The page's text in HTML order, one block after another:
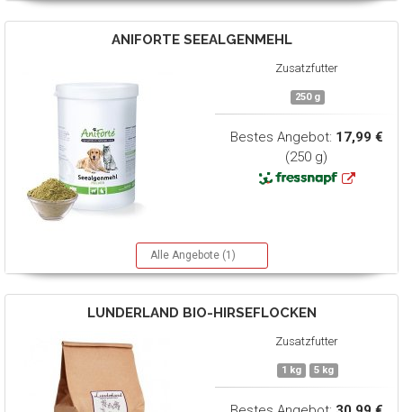
ANIFORTESEEALGENMEHL
Zusatzfutter
250 g
Bestes Angebot: 17,99 €
(250 g)
Alle Angebote (1)
LUNDERLAND BIO-HIRSEFLOCKEN
Zusatzfutter
1 kg 5 kg